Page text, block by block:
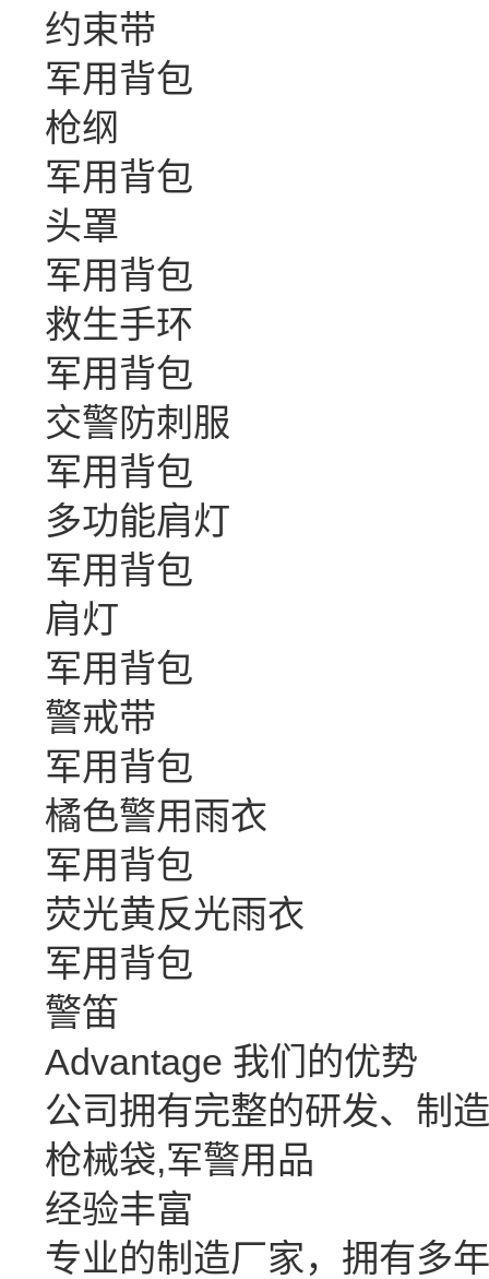
约束带
军用背包
枪纲
军用背包
头罩
军用背包
救生手环
军用背包
交警防刺服
军用背包
多功能肩灯
军用背包
肩灯
军用背包
警戒带
军用背包
橘色警用雨衣
军用背包
荧光黄反光雨衣
军用背包
警笛
Advantage 我们的优势
公司拥有完整的研发、制
枪械袋,军警用品
经验丰富
专业的制造厂家，拥有多